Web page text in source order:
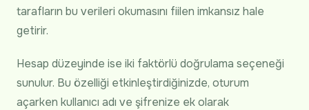
tarafların bu verileri okumasını fiilen imkansız hale
getirir.
Hesap düzeyinde ise iki faktörlü doğrulama seçeneği
sunulur. Bu özelliği etkinleştirdiğinizde, oturum
açarken kullanıcı adı ve şifrenize ek olarak